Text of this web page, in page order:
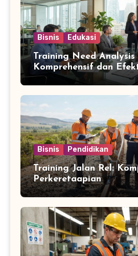
Bisnis Edukasi
Training Need Analysis
Komprehensif dan
Bisnis Pendidikan
Training Jalan Rel:
Perkeretaapian